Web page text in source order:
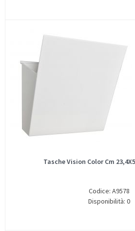
Tasche Vision Color Cm
Codice: A9578
Disponibilità: 0